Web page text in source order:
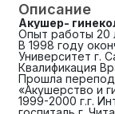
Описание
Акушер-
Опыт работы 20
В 1998 году
Университет г.
Квалификация
Прошла
«Акушерство и
1999-2000 г.г.